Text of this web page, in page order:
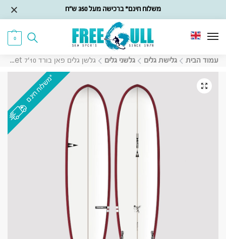
משלוח חינם* ברכישה מעל 350 ש״ח
0
עמוד הבית גלישת גלים גלשני גלים גלשן גלים פאן בורד SIC Pick Pocket 7’10